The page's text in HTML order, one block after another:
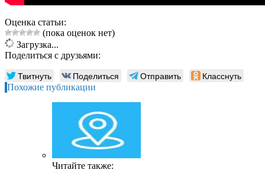
Оценка статьи:
(пока оценок нет)
Загрузка...
Поделиться с друзьями:
Твитнуть Поделиться Отправить Класснуть
Похожие публикации
Читайте также: